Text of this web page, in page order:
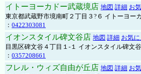
イトーヨーカドー武蔵境店 地図 詳細 お
東京都武蔵野市境南町２丁目３?６ イトーヨー
： 0422303081
イオンスタイル碑文谷店 地図 詳細 お気
目黒区碑文谷４丁目１-１ イオンスタイル碑文
： 0357208661
フレル・ウィズ自由が丘店 地図 詳細 お